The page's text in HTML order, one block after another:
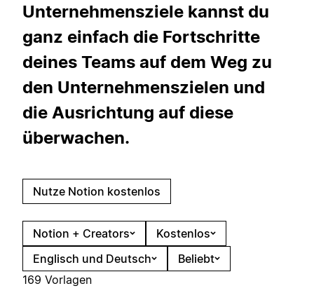
Unternehmensziele kannst du
ganz einfach die Fortschritte
deines Teams auf dem Weg zu
den Unternehmenszielen und
die Ausrichtung auf diese
überwachen.
Nutze Notion kostenlos
Notion + Creators
Kostenlos
Englisch und Deutsch
Beliebt
169 Vorlagen